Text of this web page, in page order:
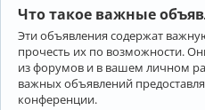
Что такое важные
Эти объявления содержат
прочесть их по возможности.
из форумов и в вашем личном
важных объявлений
конференции.